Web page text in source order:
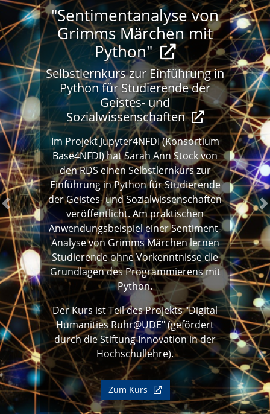
"Sentimentanalyse von
Grimms Märchen mit
Python"
Selbstlernkurs zur Einführung in
Python für Studierende der
Geistes- und
Sozialwissenschaften
Im Projekt Jupyter4NFDI (Konsortium
Base4NFDI) hat Sarah Ann Stock von
den RDS einen Selbstlernkurs zur
Einführung in Python für Studierende
der Geistes- und Sozialwissenschaften
veröffentlicht. Am praktischen
Anwendungsbeispiel einer Sentiment-
Analyse von Grimms Märchen lernen
Studierende ohne Vorkenntnisse die
Grundlagen des Programmierens mit
Python.
Der Kurs ist Teil des Projekts "Digital
Humanities Ruhr@UDE" (gefördert
durch die Stiftung Innovation in der
Hochschullehre).
Zum Kurs
Previous